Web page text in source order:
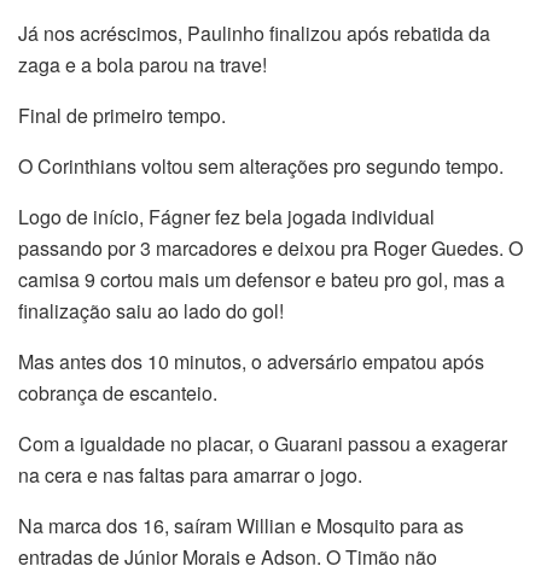
Já nos acréscimos, Paulinho finalizou após rebatida da
zaga e a bola parou na trave!
Final de primeiro tempo.
O Corinthians voltou sem alterações pro segundo tempo.
Logo de início, Fágner fez bela jogada individual
passando por 3 marcadores e deixou pra Roger Guedes. O
camisa 9 cortou mais um defensor e bateu pro gol, mas a
finalização saiu ao lado do gol!
Mas antes dos 10 minutos, o adversário empatou após
cobrança de escanteio.
Com a igualdade no placar, o Guarani passou a exagerar
na cera e nas faltas para amarrar o jogo.
Na marca dos 16, saíram Willian e Mosquito para as
entradas de Júnior Morais e Adson. O Timão não